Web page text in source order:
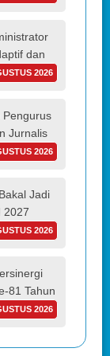
dan
2026
Pengurus
Jurnalis
2026
Jadi
2027
2026
81 Tahun
2026